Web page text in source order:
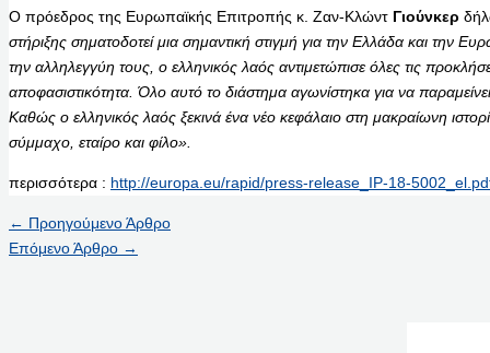
Ο πρόεδρος της Ευρωπαϊκής Επιτροπής κ. Ζαν-Κλώντ Γιούνκερ
στήριξης σηματοδοτεί μια σημαντική στιγμή για την Ελλάδα και την
την αλληλεγγύη τους, ο ελληνικός λαός αντιμετώπισε όλες τις
αποφασιστικότητα. Όλο αυτό το διάστημα αγωνίστηκα για να
Καθώς ο ελληνικός λαός ξεκινά ένα νέο κεφάλαιο στη μακραίωνη
σύμμαχο, εταίρο και φίλο».
περισσότερα : http://europa.eu/rapid/press-release_IP-18-
← Προηγούμενο Άρθρο
Επόμενο Άρθρο →